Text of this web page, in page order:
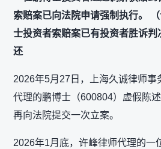
索赔案已向法院申请强制执行。
士投资者索赔案已有投资者胜诉
还
2026年5月27日，上海久诚律师事
代理的鹏博士（600804）虚假陈
再向法院提交一次立案。
2026年1月底，许峰律师代理的一